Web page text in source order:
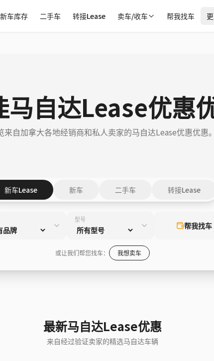
新车库存 二手车 转接Lease 卖车/收车 帮我找车
马自达Lease优惠
来自加拿大各地经销商和私人卖家的马自达Lease优惠优惠
新车Lease 新车 二手车 转接Lease
型号
帮我找车
或让我们帮您找车： 我想卖车
最新马自达Lease优惠
来自经过验证卖家的精选马自达车辆